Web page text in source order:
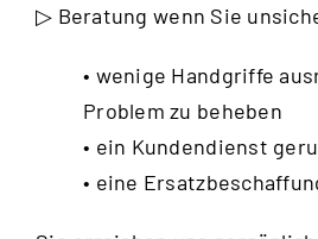
▷ Beratung wenn Sie
• wenige Handgriffe
Problem zu beheben
• ein Kundendienst
• eine